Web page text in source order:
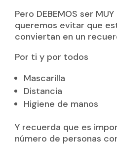
Pero DEBEMOS ser MUY
queremos evitar que
conviertan en un
Por ti y por todos
Mascarilla
Distancia
Higiene de manos
Y recuerda que es
número de personas